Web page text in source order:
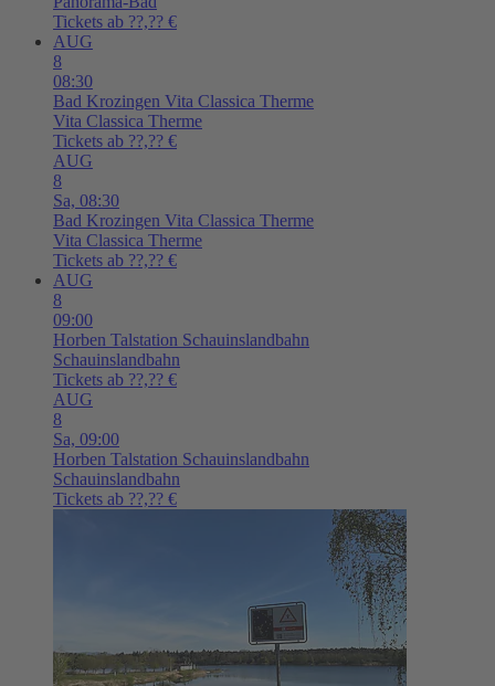
Tickets ab ??,?? €
AUG
8
08:30
Bad Krozingen Vita Classica Therme
Vita Classica Therme
Tickets ab ??,?? €
AUG
8
Sa, 08:30
Bad Krozingen Vita Classica Therme
Vita Classica Therme
Tickets ab ??,?? €
AUG
8
09:00
Horben Talstation Schauinslandbahn
Schauinslandbahn
Tickets ab ??,?? €
AUG
8
Sa, 09:00
Horben Talstation Schauinslandbahn
Schauinslandbahn
Tickets ab ??,?? €